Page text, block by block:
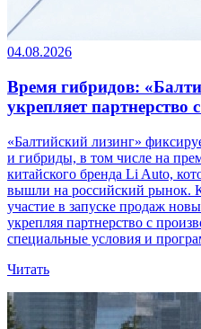
04.08.2026
Время гибридов:
укрепляет партнерство
«Балтийский лизинг»
и гибриды, в том числе на
китайского бренда Li Auto,
вышли на российский рынок.
участие в запуске продаж
укрепляя партнерство с
специальные условия и
Читать